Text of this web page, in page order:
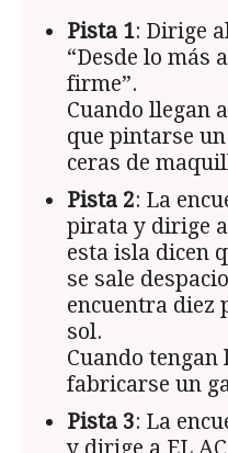
Pista 1: Dirige
“Desde lo más
firme”.
Cuando llegan
que pintarse
ceras de
Pista 2: La
pirata y dirige a
esta isla dicen
se sale
encuentra diez
sol.
Cuando
fabricarse un
Pista 3: La
y dirige a EL